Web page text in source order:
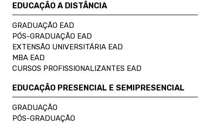
EDUCAÇÃO A DISTÂNCIA
GRADUAÇÃO EAD
PÓS-GRADUAÇÃO EAD
EXTENSÃO UNIVERSITÁRIA EAD
MBA EAD
CURSOS PROFISSIONALIZANTES EAD
EDUCAÇÃO PRESENCIAL E SEMIPRESENCIAL
GRADUAÇÃO
PÓS-GRADUAÇÃO